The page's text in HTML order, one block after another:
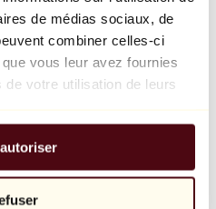
de médias sociaux, de
combiner celles-ci
vous leur avez fournies
votre utilisation de leurs